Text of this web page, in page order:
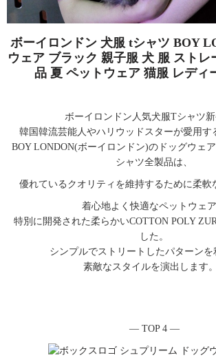
ボーイロンドン 犬服 tシャツ BOY
ウェア ブラック 親子服 犬 服 ストレ
品 夏 ペットウェア 猫服 レディ
ボーイロンドン人気犬服Tシャツ新
韓国韓流芸能人やハリウッドスターが愛用す
BOY LONDON(ボーイロンドン)のドッグウェ
シャツ全製品は、
優れているクオリティを維持するために柔軟
着心地よく快適なペットウェア
特別に開発された柔らかいCOTTON POLY
した。
シンプルでストリートしたパターンを
素敵なスタイルを演出します
― TOP 4 ―